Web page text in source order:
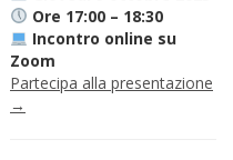
Ore 17:00 – 18:30
Incontro online su
Zoom
Partecipa alla presentazione
→